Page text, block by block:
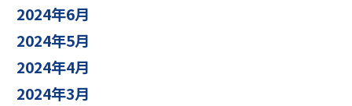
2024年6月
2024年5月
2024年4月
2024年3月